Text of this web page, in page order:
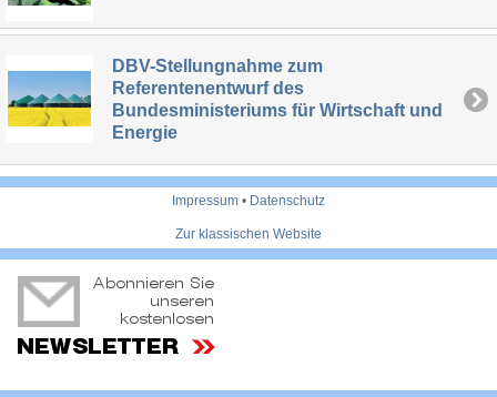
DBV-Stellungnahme zum
Referentenentwurf des
Bundesministeriums für Wirtschaft und
Energie
Impressum • Datenschutz
Zur klassischen Website